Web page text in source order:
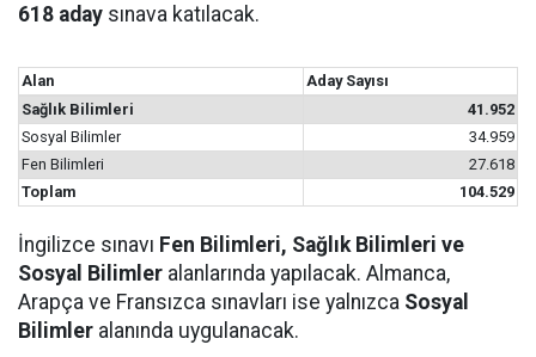
618 aday sınava katılacak.
Alan
Aday Sayısı
Sağlık Bilimleri
41.952
Sosyal Bilimler
34.959
Fen Bilimleri
27.618
Toplam
104.529
İngilizce sınavı Fen Bilimleri, Sağlık Bilimleri ve
Sosyal Bilimler alanlarında yapılacak. Almanca,
Arapça ve Fransızca sınavları ise yalnızca Sosyal
Bilimler alanında uygulanacak.